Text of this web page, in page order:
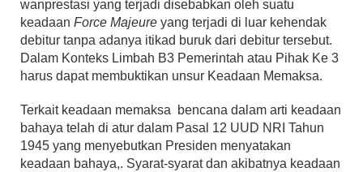
wanprestasi yang terjadi disebabkan oleh suatu
keadaan Force Majeure yang terjadi di luar kehendak
debitur tanpa adanya itikad buruk dari debitur tersebut.
Dalam Konteks Limbah B3 Pemerintah atau Pihak Ke 3
harus dapat membuktikan unsur Keadaan Memaksa.
Terkait keadaan memaksa bencana dalam arti keadaan
bahaya telah di atur dalam Pasal 12 UUD NRI Tahun
1945 yang menyebutkan Presiden menyatakan
keadaan bahaya,. Syarat-syarat dan akibatnya keadaan